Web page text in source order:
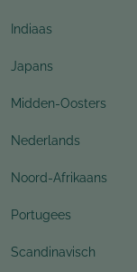
Indiaas
Japans
Midden-Oosters
Nederlands
Noord-Afrikaans
Portugees
Scandinavisch